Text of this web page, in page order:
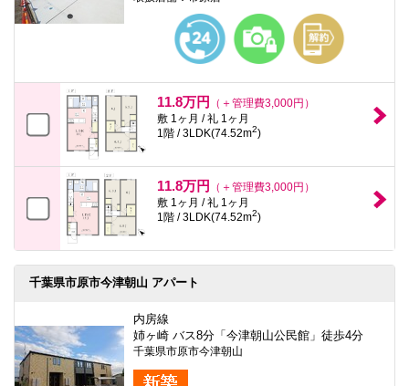
11.8万円
（＋管理費3,000円）
敷 1ヶ月 / 礼 1ヶ月
1階 / 3LDK(74.52m2)
11.8万円
（＋管理費3,000円）
敷 1ヶ月 / 礼 1ヶ月
1階 / 3LDK(74.52m2)
千葉県市原市今津朝山 アパート
内房線
姉ヶ崎 バス8分「今津朝山公民館」徒歩4分
千葉県市原市今津朝山